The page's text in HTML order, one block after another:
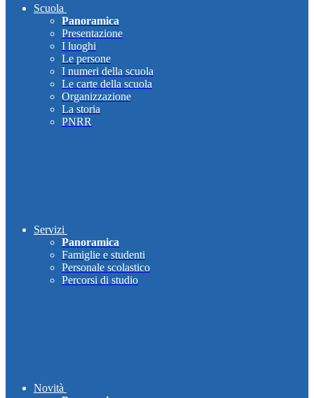
Scuola
Panoramica
Presentazione
I luoghi
Le persone
I numeri della scuola
Le carte della scuola
Organizzazione
La storia
PNRR
Servizi
Panoramica
Famiglie e studenti
Personale scolastico
Percorsi di studio
Novità